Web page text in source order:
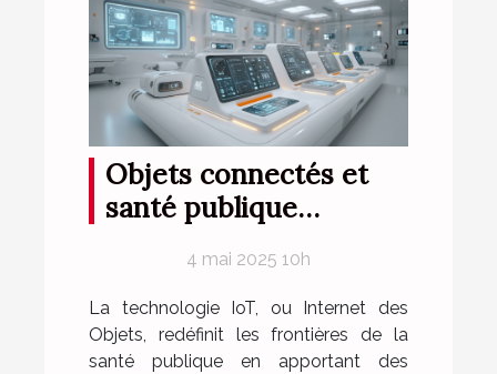
Objets connectés et
santé publique
technologie IoT
révolutionne le suivi
médical
4 mai 2025 10h
La technologie IoT, ou Internet des
Objets, redéfinit les frontières de la
santé publique en apportant des